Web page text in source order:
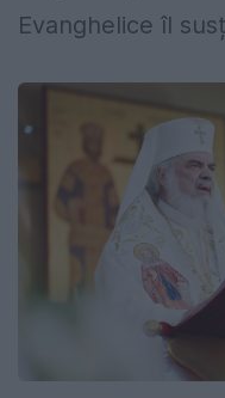
Evanghelice îl